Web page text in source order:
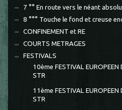
7 °° En route vers le néant absolu
8 °°° Touche le fond et creuse
CONFINEMENT et RE
COURTS METRAGES
FESTIVALS
10ème FESTIVAL
STR
11ème FESTIVAL
STR